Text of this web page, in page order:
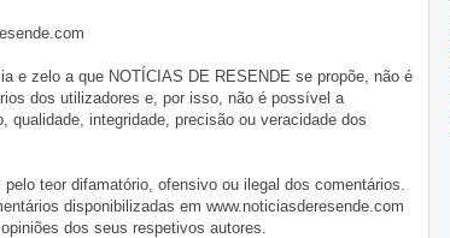
e zelo a que NOTÍCIAS DE RESENDE se propõe, não é
dos utilizadores e, por isso, não é possível a
qualidade, integridade, precisão ou veracidade dos
teor difamatório, ofensivo ou ilegal dos comentários.
disponibilizadas em www.noticiasderesende.com
dos seus respetivos autores.